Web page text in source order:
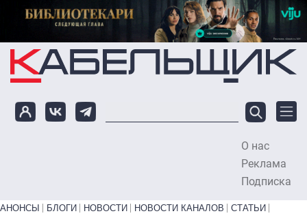
Перейти к основному содержанию
О нас
Реклама
Подписка
Primary links bottom
АНОНСЫ БЛОГИ НОВОСТИ НОВОСТИ КАНАЛОВ
СТАТЬИ